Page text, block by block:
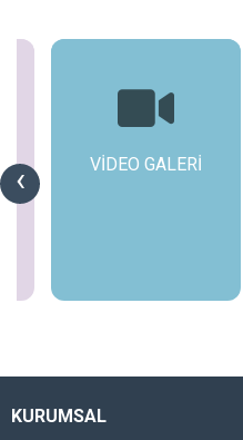
‹ VİDEO GALERİ
KURUMSAL